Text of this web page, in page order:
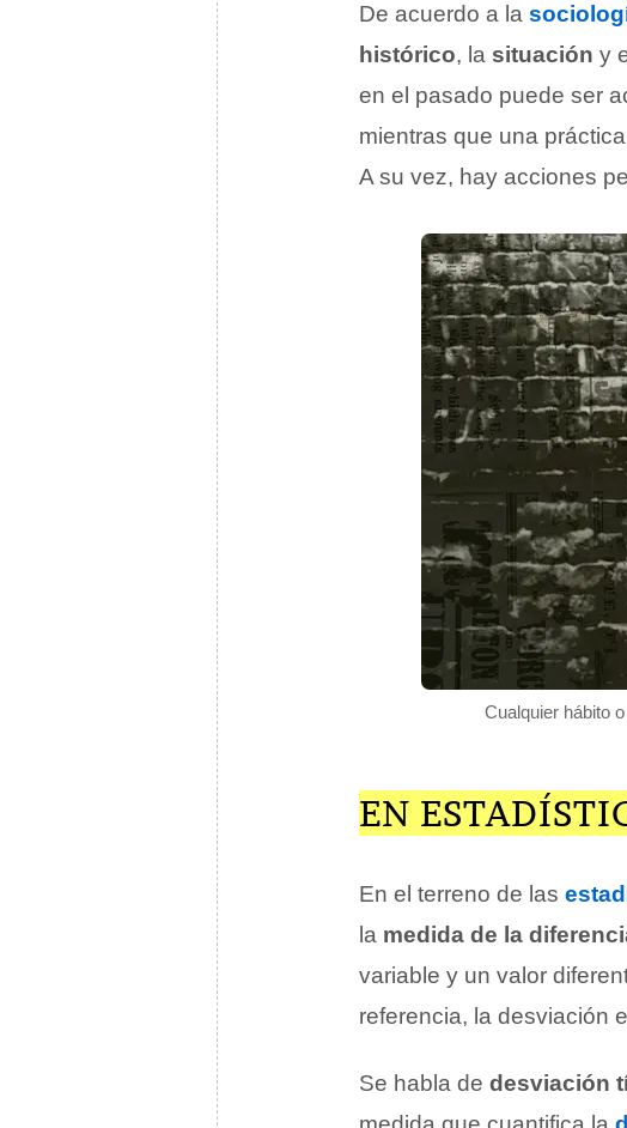
De acuerdo a la
histórico, la situación y
en el pasado puede ser
mientras que una
A su vez, hay acciones
Cualquier hábito
EN
En el terreno de las
la medida de la
variable y un valor
referencia, la desviación
Se habla de desviación